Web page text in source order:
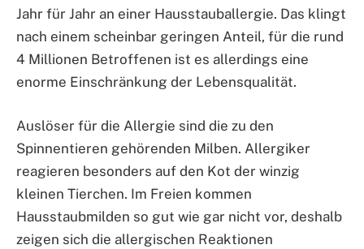
Jahr für Jahr an einer Hausstauballergie. Das klingt
nach einem scheinbar geringen Anteil, für die rund
4 Millionen Betroffenen ist es allerdings eine
enorme Einschränkung der Lebensqualität.
Auslöser für die Allergie sind die zu den
Spinnentieren gehörenden Milben. Allergiker
reagieren besonders auf den Kot der winzig
kleinen Tierchen. Im Freien kommen
Hausstaubmilden so gut wie gar nicht vor, deshalb
zeigen sich die allergischen Reaktionen